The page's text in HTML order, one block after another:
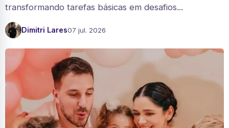
transformando tarefas básicas em desafios...
Dimitri Lares07 jul. 2026